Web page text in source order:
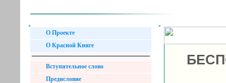
О Проекте
О Красной Книге
Вступительное слово
Предисловие